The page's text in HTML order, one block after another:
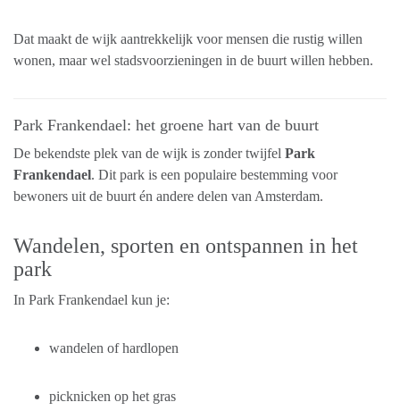
Dat maakt de wijk aantrekkelijk voor mensen die rustig willen
wonen, maar wel stadsvoorzieningen in de buurt willen hebben.
Park Frankendael: het groene hart van de buurt
De bekendste plek van de wijk is zonder twijfel Park
Frankendael. Dit park is een populaire bestemming voor
bewoners uit de buurt én andere delen van Amsterdam.
Wandelen, sporten en ontspannen in het
park
In Park Frankendael kun je:
wandelen of hardlopen
picknicken op het gras